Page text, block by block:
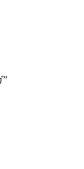
”